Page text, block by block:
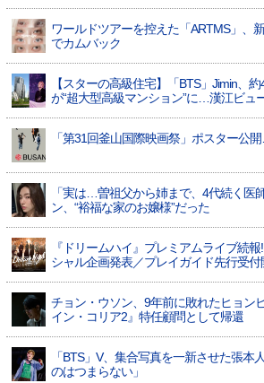
ワールドツアーを控えた「ARTMS」、
でカムバック
【スターの高級住宅】「BTS」Jimin、
が“超大型高級マンション”に…漢江ビュ
「第31回釜山国際映画祭」ポスター公
「実は…曽祖父から姉まで、4代続く医
ン、“裕福な家のお嬢様”だった
『ドリームハイ』プレミアムライブ続
シャル企画発表／プレイガイド先行受付
チョン・ウソン、9年前に敗れたヒョン
イン・コリア2』特任顧問として帰還
「BTS」V、集合写真を一新させた張
のはつまらない」